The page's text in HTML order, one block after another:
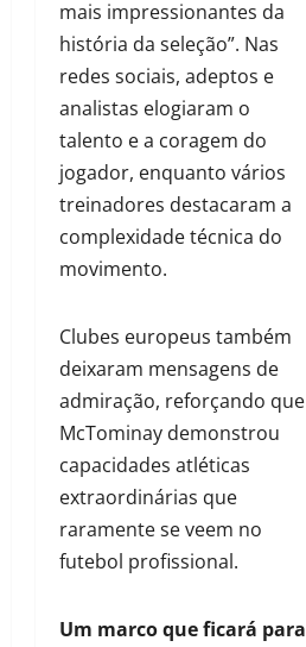
mais impressionantes da
história da seleção”. Nas
redes sociais, adeptos e
analistas elogiaram o
talento e a coragem do
jogador, enquanto vários
treinadores destacaram a
complexidade técnica do
movimento.
Clubes europeus também
deixaram mensagens de
admiração, reforçando que
McTominay demonstrou
capacidades atléticas
extraordinárias que
raramente se veem no
futebol profissional.
Um marco que ficará para